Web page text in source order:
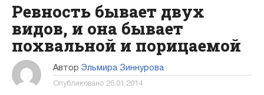
Ревность бывает двух
видов, и она бывает
похвальной и порицаемой
Автор Эльмира Зиннурова
Опубликовано 26.01.2014